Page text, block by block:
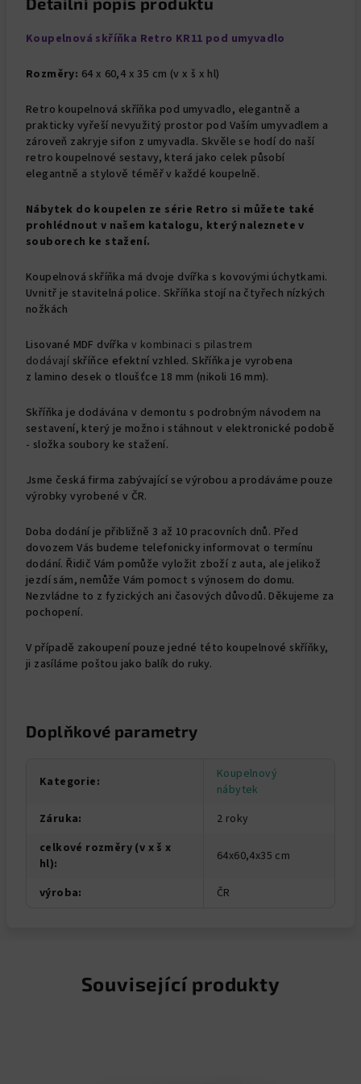
Koupelnová skříňka Retro KR11 pod umyvadlo
Rozměry: 64 x 60,4 x 35 cm (v x š x hl)
Retro koupelnová skříňka pod umyvadlo, elegantně a
prakticky vyřeší nevyužitý prostor pod Vaším umyvadlem a
zároveň zakryje sifon z umyvadla. Skvěle se hodí do naší
retro koupelnové sestavy, která jako celek působí
elegantně a stylově téměř v každé koupelně.
Nábytek do koupelen ze série Retro si můžete také
prohlédnout v našem katalogu, který naleznete v
souborech ke stažení.
Koupelnová skříňka má dvoje dvířka s kovovými úchytkami.
Uvnitř je stavitelná police. Skříňka stojí na čtyřech nízkých
nožkách
Lisované MDF dvířka v kombinaci s pilastrem
dodávají skříňce efektní vzhled. Skříňka je vyrobena
z lamino desek o tloušťce 18 mm (nikoli 16 mm).
Skříňka je dodávána v demontu s podrobným návodem na
sestavení, který je možno i stáhnout v elektronické podobě
- složka soubory ke stažení.
Jsme česká firma zabývající se výrobou a prodáváme pouze
výrobky vyrobené v ČR.
Doba dodání je přibližně 3 až 10 pracovních dnů. Před
dovozem Vás budeme telefonicky informovat o termínu
dodání. Řidič Vám pomůže vyložit zboží z auta, ale jelikož
jezdí sám, nemůže Vám pomoct s výnosem do domu.
Nezvládne to z fyzických ani časových důvodů. Děkujeme za
pochopení.
V případě zakoupení pouze jedné této koupelnové skříňky,
ji zasíláme poštou jako balík do ruky.
Doplňkové parametry
Kategorie:
Koupelnový
nábytek
Záruka:
2 roky
celkové rozměry (v x š x
hl): 64x60,4x35 cm
výroba: ČR
Související produkty